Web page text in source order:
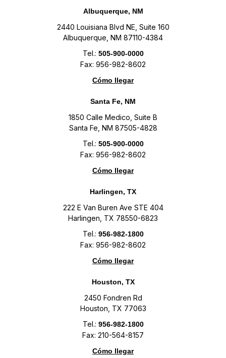
Albuquerque, NM
2440 Louisiana Blvd NE, Suite 160
Albuquerque, NM 87110-4384
Tel.: 505-900-0000
Fax: 956-982-8602
Cómo llegar
Santa Fe, NM
1850 Calle Medico, Suite B
Santa Fe, NM 87505-4828
Tel.: 505-900-0000
Fax: 956-982-8602
Cómo llegar
Harlingen, TX
222 E Van Buren Ave STE 404
Harlingen, TX 78550-6823
Tel.: 956-982-1800
Fax: 956-982-8602
Cómo llegar
Houston, TX
2450 Fondren Rd
Houston, TX 77063
Tel.: 956-982-1800
Fax: 210-564-8157
Cómo llegar